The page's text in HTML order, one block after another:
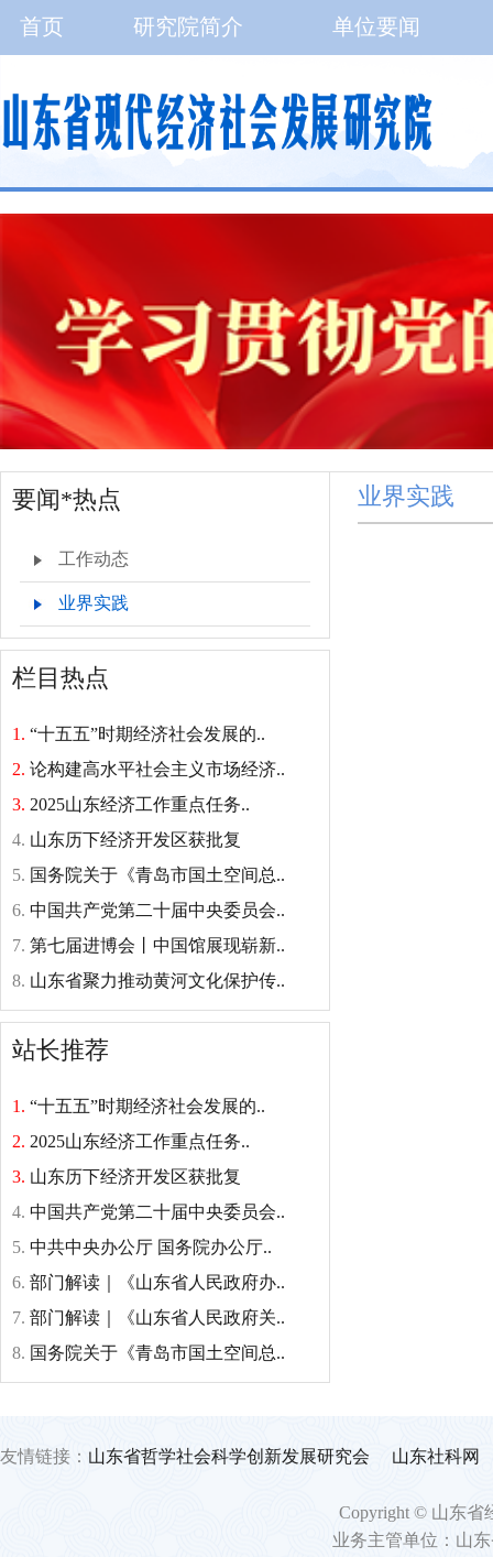
首页 研究院简介 单位要闻
要闻*热点
工作动态
业界实践
栏目热点
1. “十五五”时期经济社会发展的..
2. 论构建高水平社会主义市场经济..
3. 2025山东经济工作重点任务..
4. 山东历下经济开发区获批复
5. 国务院关于《青岛市国土空间总..
6. 中国共产党第二十届中央委员会..
7. 第七届进博会丨中国馆展现崭新..
8. 山东省聚力推动黄河文化保护传..
站长推荐
1. “十五五”时期经济社会发展的..
2. 2025山东经济工作重点任务..
3. 山东历下经济开发区获批复
4. 中国共产党第二十届中央委员会..
5. 中共中央办公厅 国务院办公厅..
6. 部门解读｜《山东省人民政府办..
7. 部门解读｜《山东省人民政府关..
8. 国务院关于《青岛市国土空间总..
业界实践
友情链接： 山东省哲学社会科学创新发展研究会 山东社科网
Copyright © 山东省
业务主管单位：山